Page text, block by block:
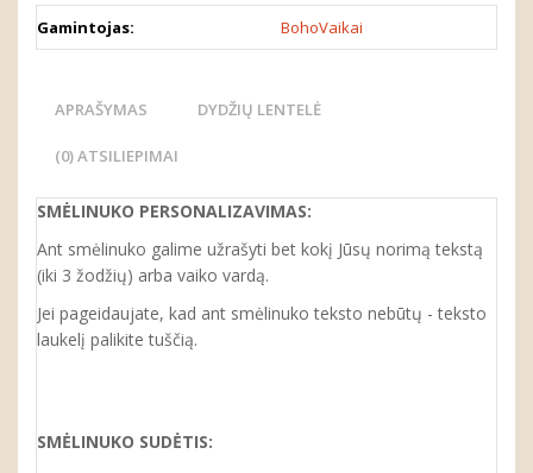
Gamintojas: BohoVaikai
APRAŠYMAS DYDŽIŲ LENTELĖ
(0) ATSILIEPIMAI
SMĖLINUKO PERSONALIZAVIMAS:
Ant smėlinuko galime užrašyti bet kokį Jūsų norimą tekstą
(iki 3 žodžių) arba vaiko vardą.
Jei pageidaujate, kad ant smėlinuko teksto nebūtų - teksto
laukelį palikite tuščią.
SMĖLINUKO SUDĖTIS: